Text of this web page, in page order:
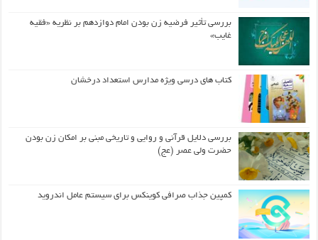
بررسی تأثیر فرضیه زن بودن امام دوازدهم بر نظریه «فقیه
غایب»
کتاب های درسی ویژه مدارس استعداد درخشان
بررسی دلایل قرآنی و روایی و تاریخی مبنی بر امکان زن بودن
حضرت ولی عصر (عج)
کمپین جذاب صرافی کوینکس برای سیستم عامل اندروید